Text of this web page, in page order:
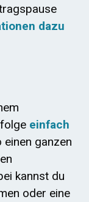
dazu
einfach
einen ganzen
kannst du
oder eine